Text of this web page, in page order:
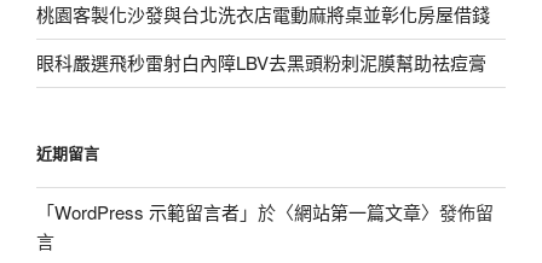
桃園客製化沙發與台北洗衣店電動麻將桌並彰化房屋借錢
眼科嚴選飛秒雷射白內障LBV去黑頭粉刺泥膜幫助祛痘膏
近期留言
「WordPress 示範留言者」於〈網站第一篇文章〉發佈留
言